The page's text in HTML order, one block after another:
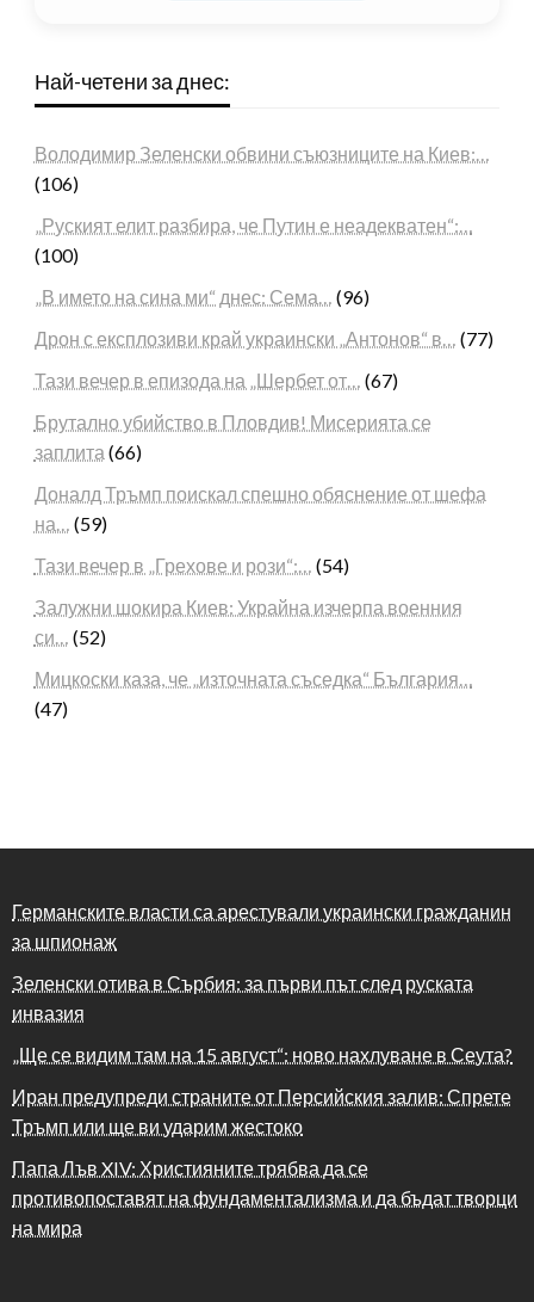
Най-четени за днес:
Володимир Зеленски обвини съюзниците на Киев:…
(106)
„Руският елит разбира, че Путин е неадекватен“:…
(100)
„В името на сина ми“ днес: Сема… (96)
Дрон с експлозиви край украински „Антонов“ в… (77)
Тази вечер в епизода на „Шербет от… (67)
Брутално убийство в Пловдив! Мисерията се
заплита (66)
Доналд Тръмп поискал спешно обяснение от шефа
на… (59)
Тази вечер в „Грехове и рози“:… (54)
Залужни шокира Киев: Украйна изчерпа военния
си… (52)
Мицкоски каза, че „източната съседка“ България…
(47)
Германските власти са арестували украински гражданин
за шпионаж
Зеленски отива в Сърбия: за първи път след руската
инвазия
„Ще се видим там на 15 август“: ново нахлуване в Сеута?
Иран предупреди страните от Персийския залив: Спрете
Тръмп или ще ви ударим жестоко
Папа Лъв XIV: Християните трябва да се
противопоставят на фундаментализма и да бъдат творци
на мира